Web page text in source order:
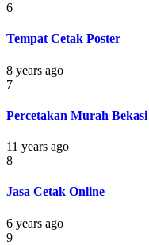
6
Tempat Cetak Poster
8 years ago
7
Percetakan Murah
11 years ago
8
Jasa Cetak Online
6 years ago
9